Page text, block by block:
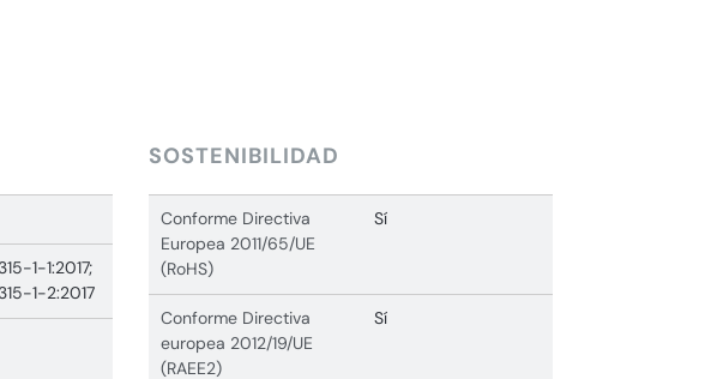
1-1:2017;
1-2:2017
SOSTENIBILIDAD
Conforme Directiva
Europea 2011/65/UE
(RoHS)
Sí
Conforme Directiva
europea 2012/19/UE
(RAEE2)
Sí